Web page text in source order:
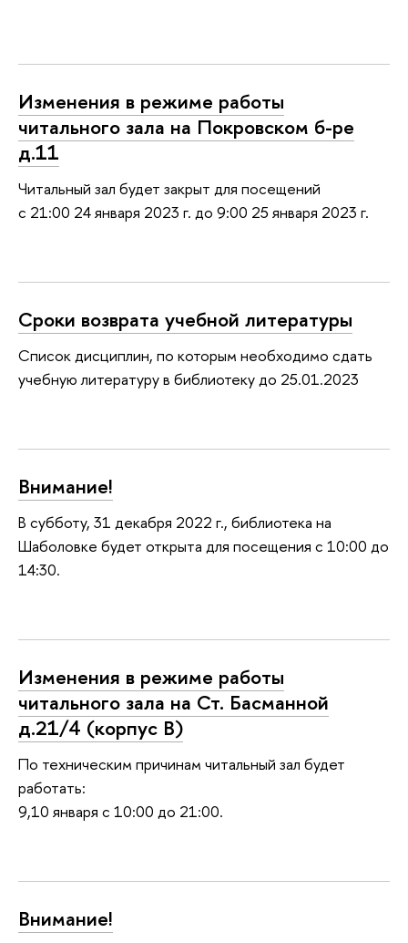
Изменения в режиме работы
читального зала на Покровском б-ре
д.11
Читальный зал будет закрыт для посещений
с 21:00 24 января 2023 г. до 9:00 25 января 2023 г.
Сроки возврата учебной литературы
Список дисциплин, по которым необходимо сдать
учебную литературу в библиотеку до 25.01.2023
Внимание!
В субботу, 31 декабря 2022 г., библиотека на
Шаболовке будет открыта для посещения с 10:00 до
14:30.
Изменения в режиме работы
читального зала на Ст. Басманной
д.21/4 (корпус В)
По техническим причинам читальный зал будет
работать:
9,10 января с 10:00 до 21:00.
Внимание!